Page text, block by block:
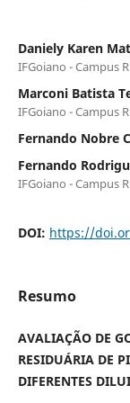
Daniely Karen
IFGoiano - Campus
Marconi Batista
IFGoiano - Campus
Fernando Nobre
Fernando
IFGoiano - Campus
DOI: https://
Resumo
AVALIAÇÃO DE
RESIDUÁRIA DE
DIFERENTES